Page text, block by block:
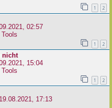
1 2
02:57
1 2
nicht
15:04
1 2
19.08.2021, 17:13